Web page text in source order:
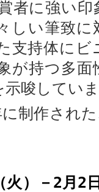
者に強い
しい筆致
支持体に
が持つ多
示唆してい
制作され
火）－ 2月 2